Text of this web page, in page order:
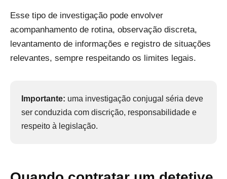
Esse tipo de investigação pode envolver
acompanhamento de rotina, observação discreta,
levantamento de informações e registro de situações
relevantes, sempre respeitando os limites legais.
Importante: uma investigação conjugal séria deve
ser conduzida com discrição, responsabilidade e
respeito à legislação.